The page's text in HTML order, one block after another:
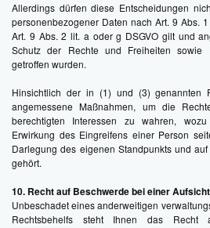
Allerdings dürfen diese Entscheidungen
personenbezogener Daten nach Art. 9 Abs.
Art. 9 Abs. 2 lit. a oder g DSGVO gilt und
Schutz der Rechte und Freiheiten sowie
getroffen wurden.
Hinsichtlich der in (1) und (3) genannten
angemessene Maßnahmen, um die
berechtigten Interessen zu wahren,
Erwirkung des Eingreifens einer Person
Darlegung des eigenen Standpunkts und
gehört.
10. Recht auf Beschwerde bei einer
Unbeschadet eines anderweitigen
Rechtsbehelfs steht Ihnen das Recht